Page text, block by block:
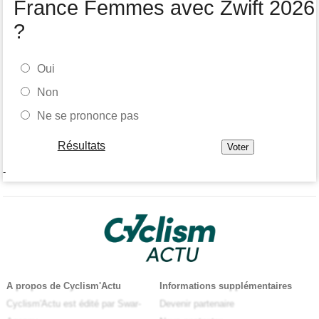
France Femmes avec Zwift 2026
?
Oui
Non
Ne se prononce pas
Résultats
-
A propos de Cyclism'Actu
Cyclism'Actu est édité par Swar-
Informations supplémentaires
Devenir partenaire